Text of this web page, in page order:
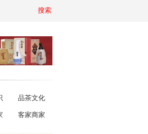
搜索
品茶文化
客家商家